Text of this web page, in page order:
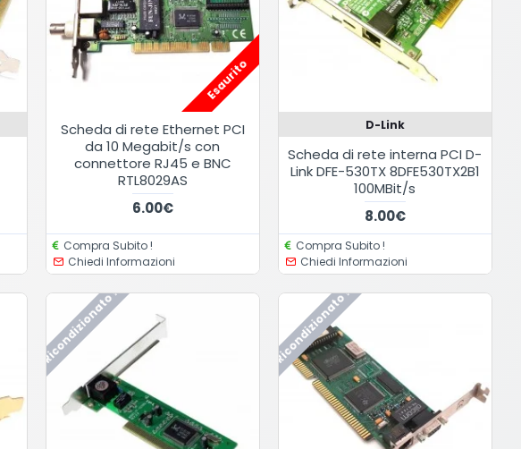
Esaurito
Scheda di rete Ethernet PCI
da 10 Megabit/s con
connettore RJ45 e BNC
RTL8029AS
6.00€
Compra Subito !
Chiedi Informazioni
D-Link
Scheda di rete interna PCI D-
Link DFE-530TX 8DFE530TX2B1
100MBit/s
8.00€
Compra Subito !
Chiedi Informazioni
Ricondizionato ! Ricondizionato !